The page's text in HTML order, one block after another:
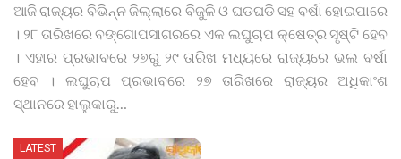
ଆଜି ରାଜ୍ୟର ବିଭିନ୍ନ ଜିଲ୍ଲାରେ ବିଜୁଳି ଓ ଘଡଘଡି ସହ ବର୍ଷା ହୋଇପାରେ
। ୨୮ ତାରିଖରେ ବଙ୍ଗୋପସାଗରରେ ଏକ ଲଘୁଚାପ କ୍ଷେତ୍ର ସୃଷ୍ଟି ହେବ
। ଏହାର ପ୍ରଭାବରେ ୨୭ରୁ ୨୯ ତାରିଖ ମଧ୍ୟରେ ରାଜ୍ୟରେ ଭଲ ବର୍ଷା
ହେବ । ଲଘୁଚାପ ପ୍ରଭାବରେ ୨୭ ତାରିଖରେ ରାଜ୍ୟର ଅଧିକାଂଶ
ସ୍ଥାନରେ ହାଲୁକାରୁ
LATEST